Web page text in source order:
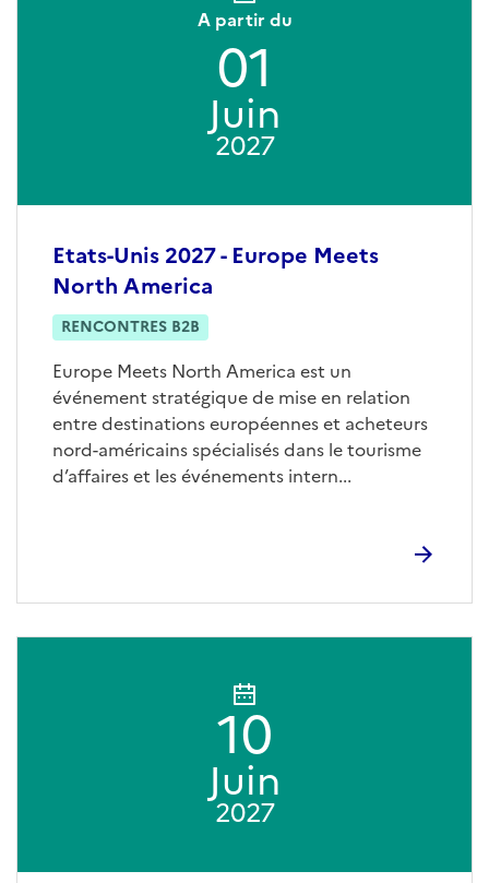
Etats-Unis 2027 - Europe Meets
North America
RENCONTRES B2B
Europe Meets North America est un
événement stratégique de mise en relation
entre destinations européennes et acheteurs
nord-américains spécialisés dans le tourisme
d’affaires et les événements intern...
A partir du
01
Juin
2027
10
Juin
2027